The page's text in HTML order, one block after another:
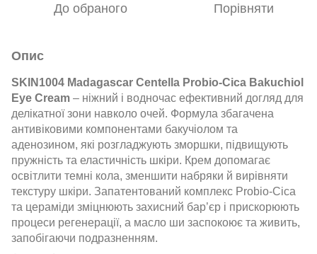
До обраного Порівняти
Опис
SKIN1004 Madagascar Centella Probio-Cica Bakuchiol
Eye Cream – ніжний і водночас ефективний догляд для
делікатної зони навколо очей. Формула збагачена
антивіковими компонентами бакучіолом та
аденозином, які розгладжують зморшки, підвищують
пружність та еластичність шкіри. Крем допомагає
освітлити темні кола, зменшити набряки й вирівняти
текстуру шкіри. Запатентований комплекс Probio-Cica
та цераміди зміцнюють захисний бар’єр і прискорюють
процеси регенерації, а масло ши заспокоює та живить,
запобігаючи подразненням.